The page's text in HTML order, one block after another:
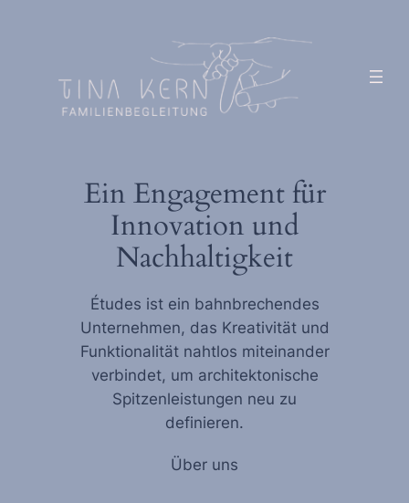
Ein Engagement für
Innovation und
Nachhaltigkeit
Études ist ein bahnbrechendes
Unternehmen, das Kreativität und
Funktionalität nahtlos miteinander
verbindet, um architektonische
Spitzenleistungen neu zu
definieren.
Über uns